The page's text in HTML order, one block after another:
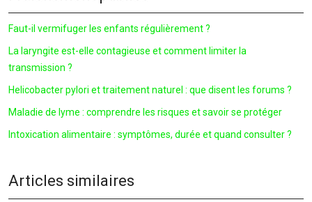
Faut-il vermifuger les enfants régulièrement ?
La laryngite est-elle contagieuse et comment limiter la
transmission ?
Helicobacter pylori et traitement naturel : que disent les forums ?
Maladie de lyme : comprendre les risques et savoir se protéger
Intoxication alimentaire : symptômes, durée et quand consulter ?
Articles similaires